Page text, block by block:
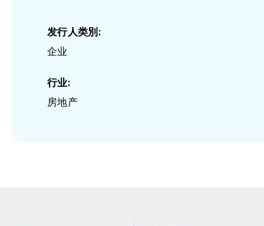
发行人类別:
企业
行业:
房地产